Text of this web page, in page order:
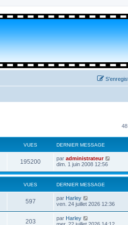
VUES DERNIER MESSAGE
195200 par administrateur
dim. 1 juin 2008 12:56
VUES DERNIER MESSAGE
597 par Harley
ven. 24 juillet 2026 12:36
203 par Harley